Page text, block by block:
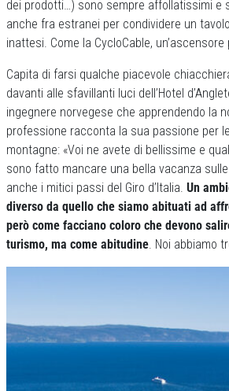
dei prodotti…) sono sempre affollatissimi e
anche fra estranei per condividere un
inattesi. Come la CycloCable, un’ascensore
Capita di farsi qualche piacevole
davanti alle sfavillanti luci dell’Hotel
ingegnere norvegese che apprendendo la
professione racconta la sua passione per
montagne: «Voi ne avete di bellissime e
sono fatto mancare una bella vacanza
anche i mitici passi del Giro d’Italia. Un
diverso da quello che siamo abituati ad
però come facciano coloro che devono
turismo, ma come abitudine. Noi abbiamo